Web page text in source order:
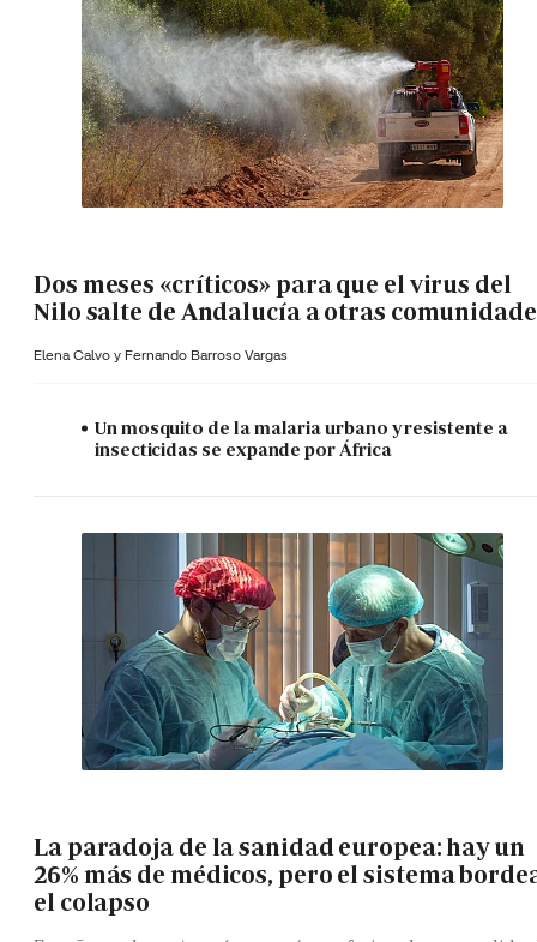
Dos meses «críticos» para que el virus del
Nilo salte de Andalucía a otras
Elena Calvo y Fernando Barroso Vargas
Un mosquito de la malaria urbano y resistente a
insecticidas se expande por África
La paradoja de la sanidad europea: hay un
26% más de médicos, pero el sistema
el colapso